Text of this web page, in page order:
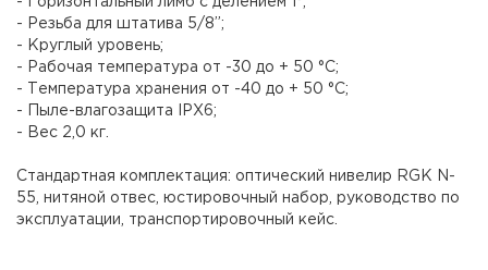
- Резьба для штатива 5/8”;
- Круглый уровень;
- Рабочая температура от -30 до + 50 °C;
- Температура хранения от -40 до + 50 °C;
- Пыле-влагозащита IPX6;
- Вес 2,0 кг.
Стандартная комплектация: оптический нивелир RGK N-
55, нитяной отвес, юстировочный набор, руководство по
эксплуатации, транспортировочный кейс.